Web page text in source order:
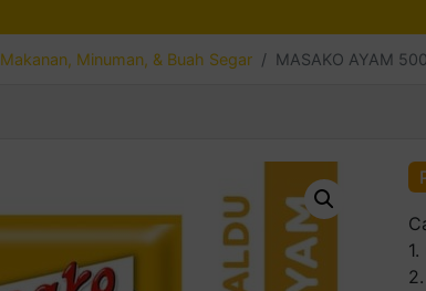
Makanan, Minuman, & Buah Segar MASAKO AYAM